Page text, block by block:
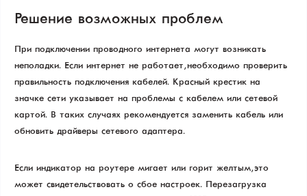
Решение возможных проблем
При подключении проводного интернета могут возникать
неполадки. Если интернет не работает, необходимо проверить
правильность подключения кабелей. Красный крестик на
значке сети указывает на проблемы с кабелем или сетевой
картой. В таких случаях рекомендуется заменить кабель или
обновить драйверы сетевого адаптера.
Если индикатор на роутере мигает или горит желтым, это
может свидетельствовать о сбое настроек. Перезагрузка